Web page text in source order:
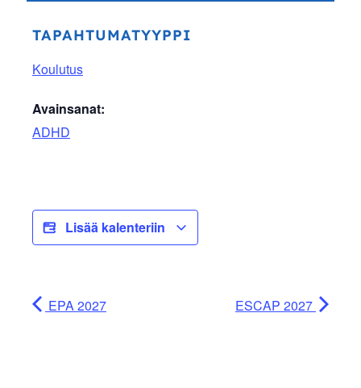
TAPAHTUMATYYPPI
Koulutus
Avainsanat:
ADHD
Lisää kalenteriin
EPA 2027 ESCAP 2027